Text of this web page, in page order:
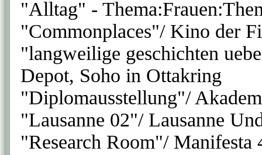
"Alltag" -
"Commonplaces"/ Kino der
"langweilige geschichten
Depot, Soho in Ottakring
"Diplomausstellung"/
"Lausanne 02"/ Lausanne
"Research Room"/ Manifesta